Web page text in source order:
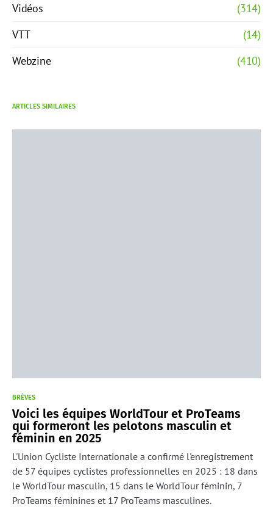
Vidéos
(314)
VTT
(14)
Webzine
(410)
ARTICLES SIMILAIRES
BRÈVES
Voici les équipes WorldTour et ProTeams
qui formeront les pelotons masculin et
féminin en 2025
L'Union Cycliste Internationale a confirmé l'enregistrement
de 57 équipes cyclistes professionnelles en 2025 : 18 dans
le WorldTour masculin, 15 dans le WorldTour féminin, 7
ProTeams féminines et 17 ProTeams masculines.